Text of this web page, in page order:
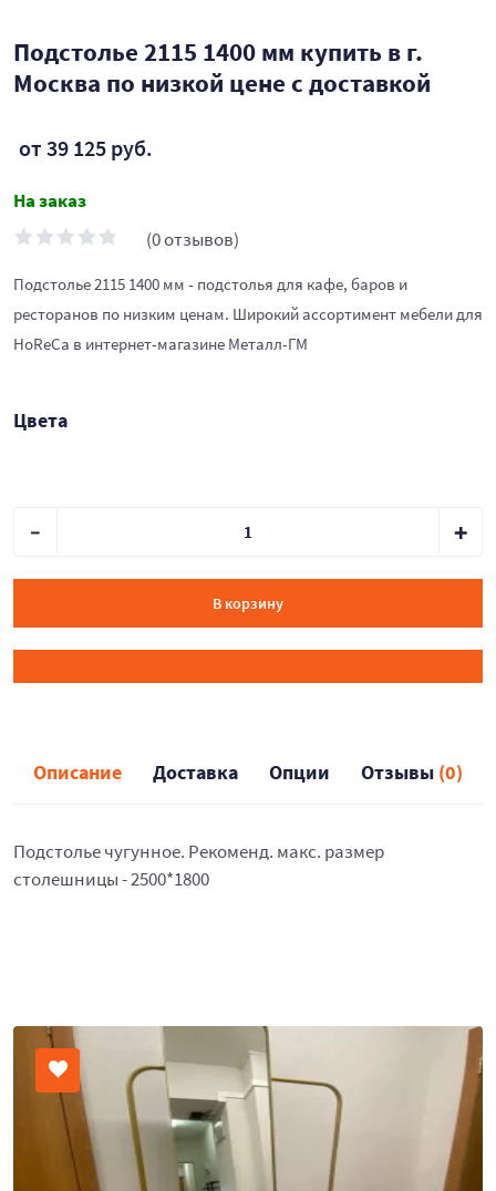
Подстолье 2115 1400 мм купить в г.
Москва по низкой цене с доставкой
от 39 125 руб.
На заказ
(0 отзывов)
Подстолье 2115 1400 мм - подстолья для кафе, баров и
ресторанов по низким ценам. Широкий ассортимент мебели для
HoReCa в интернет-магазине Металл-ГМ
Цвета
В корзину
Описание Доставка Опции Отзывы (0)
Подстолье чугунное. Рекоменд. макс. размер
столешницы - 2500*1800